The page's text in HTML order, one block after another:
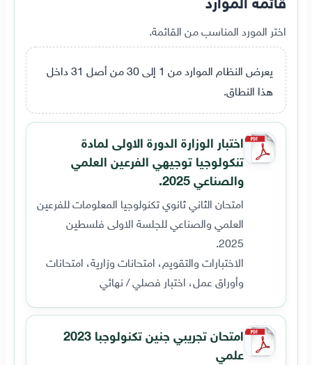
اختر المورد المناسب من القائمة.
يعرض النظام الموارد من 1 إلى 30 من أصل 31 داخل
هذا النطاق.
اختبار الوزارة الدورة الاولى لمادة
تنكولوجيا توجيهي الفرعين العلمي
والصناعي 2025.
امتحان الثاني ثانوي تكنولوجيا المعلومات للفرعين
العلمي والصناعي للجلسة الاولى فلسطين
2025.
الاختبارات والتقويم، امتحانات وزارية، امتحانات
وأوراق عمل، اختبار فصلي / نهائي
امتحان تجريبي جنين تكنولوجبا 2023
علمي